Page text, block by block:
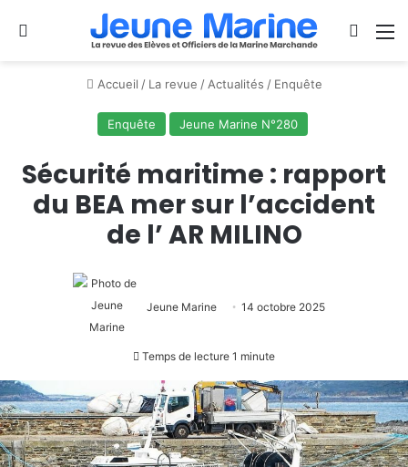
Se connecter
Accueil / La revue / Actualités / Enquête
Enquête Jeune Marine N°280
Sécurité maritime : rapport
du BEA mer sur l’accident
de l’ AR MILINO
Jeune Marine 14 octobre 2025
Temps de lecture 1 minute